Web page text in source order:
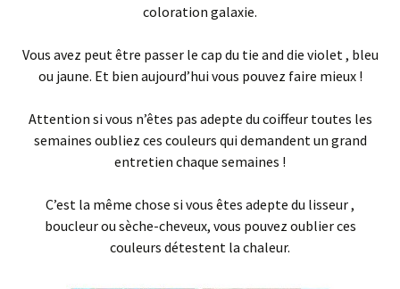
coloration galaxie.
Vous avez peut être passer le cap du tie and die violet , bleu
ou jaune. Et bien aujourd’hui vous pouvez faire mieux !
Attention si vous n’êtes pas adepte du coiffeur toutes les
semaines oubliez ces couleurs qui demandent un grand
entretien chaque semaines !
C’est la même chose si vous êtes adepte du lisseur ,
boucleur ou sèche-cheveux, vous pouvez oublier ces
couleurs détestent la chaleur.